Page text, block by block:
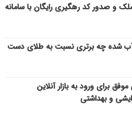
و صدور کد رهگیری رایگان با سامانه
شده چه برتری نسبت به طلای دست
برای ورود به بازار آنلاین
و بهداشتی